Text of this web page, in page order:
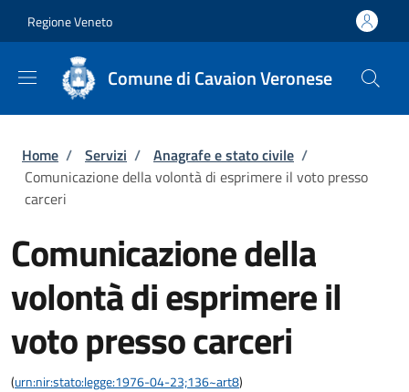
Regione Veneto
Comune di Cavaion Veronese
Briciole di pane
Home / Servizi / Anagrafe e stato civile /
Comunicazione della volontà di esprimere il voto presso
carceri
Comunicazione della
volontà di esprimere il
voto presso carceri
(urn:nir:stato:legge:1976-04-23;136~art8)